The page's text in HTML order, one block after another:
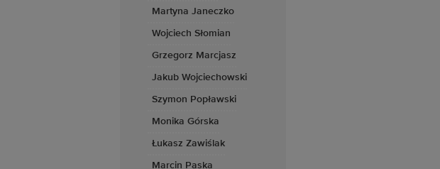
Martyna Janeczko
Wojciech Słomian
Grzegorz Marcjasz
Jakub Wojciechowski
Szymon Popławski
Monika Górska
Łukasz Zawiślak
Marcin Paska